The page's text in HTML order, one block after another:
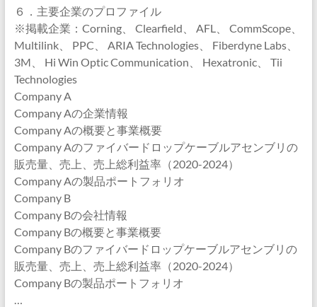
６．主要企業のプロファイル
※掲載企業：Corning、 Clearfield、 AFL、 CommScope、
Multilink、 PPC、 ARIA Technologies、 Fiberdyne Labs、
3M、 Hi Win Optic Communication、 Hexatronic、 Tii
Technologies
Company A
Company Aの企業情報
Company Aの概要と事業概要
Company Aのファイバードロップケーブルアセンブリの
販売量、売上、売上総利益率（2020-2024）
Company Aの製品ポートフォリオ
Company B
Company Bの会社情報
Company Bの概要と事業概要
Company Bのファイバードロップケーブルアセンブリの
販売量、売上、売上総利益率（2020-2024）
Company Bの製品ポートフォリオ
…